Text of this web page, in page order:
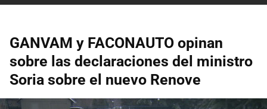
GANVAM y FACONAUTO opinan
sobre las declaraciones del ministro
Soria sobre el nuevo Renove